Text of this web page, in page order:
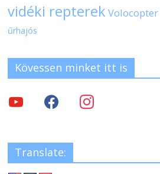
vidéki repterek Volocopter
űrhajós
Kövessen minket itt is
Translate: